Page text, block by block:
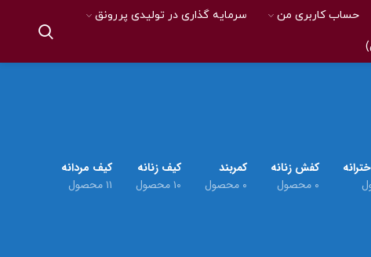
حساب کاربری من سرمایه گذاری در تولیدی پررونق
کفش زنانه
۰ محصول
کمربند
۰ محصول
کیف زنانه
۱۰ محصول
کیف مردانه
۱۱ محصول